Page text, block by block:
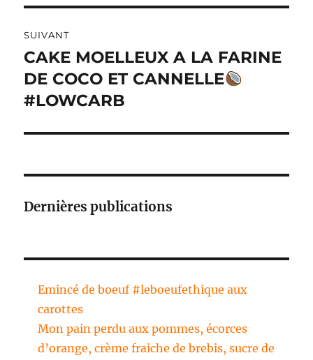
SUIVANT
Publication
suivante :
CAKE MOELLEUX A LA FARINE
DE COCO ET CANNELLE
#LOWCARB
Dernières publications
Emincé de boeuf #leboeufethique aux
carottes
Mon pain perdu aux pommes, écorces
d’orange, crème fraiche de brebis, sucre de